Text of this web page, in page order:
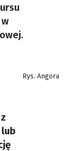
Rys. Angora